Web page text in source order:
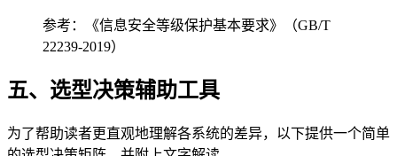
参考：《信息安全等级保护基本要求》（GB/T
22239-2019）
五、选型决策辅助工具
为了帮助读者更直观地理解各系统的差异，以下提供一个简单